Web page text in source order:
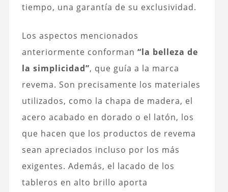
tiempo, una garantía de su exclusividad.
Los aspectos mencionados
anteriormente conforman “la belleza de
la simplicidad”, que guía a la marca
revema. Son precisamente los materiales
utilizados, como la chapa de madera, el
acero acabado en dorado o el latón, los
que hacen que los productos de revema
sean apreciados incluso por los más
exigentes. Además, el lacado de los
tableros en alto brillo aporta